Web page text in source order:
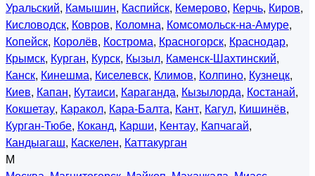
Уральский, Камышин, Каспийск, Кемерово, Керчь, Киров,
Кисловодск, Ковров, Коломна, Комсомольск-на-Амуре,
Копейск, Королёв, Кострома, Красногорск, Краснодар,
Крымск, Курган, Курск, Кызыл, Каменск-Шахтинский,
Канск, Кинешма, Киселевск, Климов, Колпино, Кузнецк,
Киев, Капан, Кутаиси, Караганда, Кызылорда, Костанай,
Кокшетау, Каракол, Кара-Балта, Кант, Кагул, Кишинёв,
Курган-Тюбе, Коканд, Карши, Кентау, Капчагай,
Кандыагаш, Каскелен, Каттакурган
М